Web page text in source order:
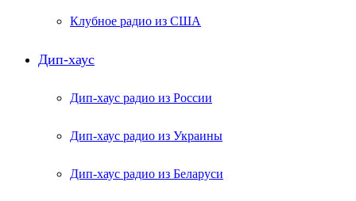
Клубное радио из США
Дип-хаус
Дип-хаус радио из России
Дип-хаус радио из Украины
Дип-хаус радио из Беларуси